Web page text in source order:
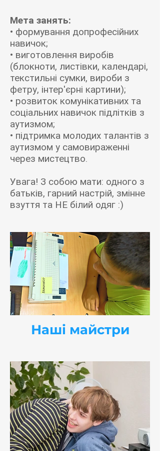
Мета занять:
• формування допрофесійних
навичок;
• виготовлення виробів
(блокноти, листівки, календарі,
текстильні сумки, вироби з
фетру, інтер'єрні картини);
• розвиток комунікативних та
соціальних навичок підлітків з
аутизмом;
• підтримка молодих талантів з
аутизмом у самовираженні
через мистецтво.
Увага! З собою мати: одного з
батьків, гарний настрій, змінне
взуття та НЕ білий одяг :)
Наші майстри